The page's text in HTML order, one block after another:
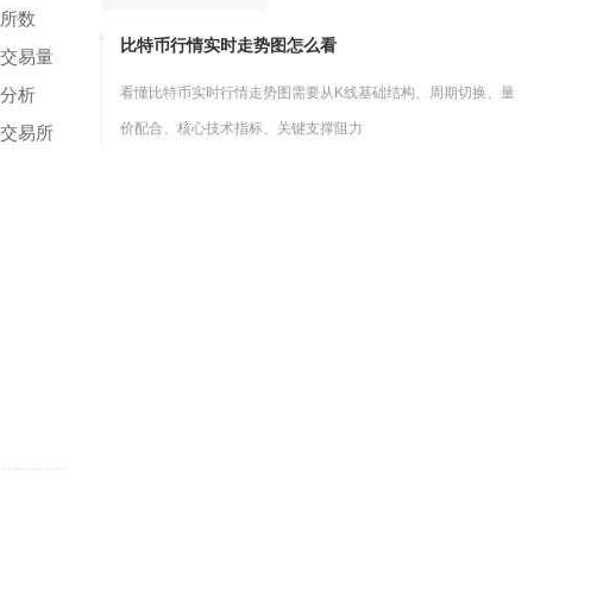
数
易量
析
易所
比特币行情实时走势图怎么看
看懂比特币实时行情走势图需要从K线基础结构、周期切换、量
价配合、核心技术指标、关键支撑阻力